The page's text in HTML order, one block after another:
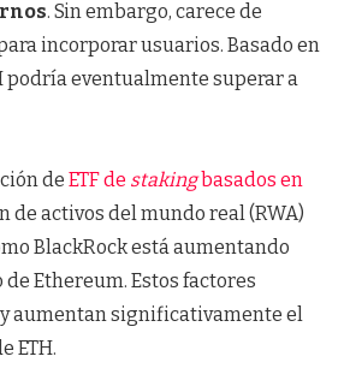
. Sin embargo, carece de
incorporar usuarios. Basado en
podría eventualmente superar a
de ETF de stakingbasados en
de activos del mundo real (RWA)
BlackRock está aumentando
Ethereum. Estos factores
aumentan significativamente el
ETH.